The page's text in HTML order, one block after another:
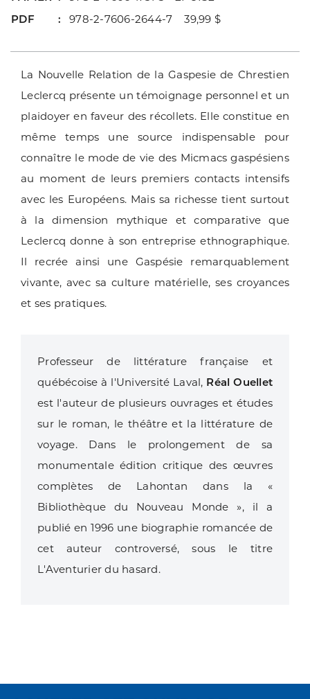
PDF
978-2-7606-2644-7 39,99 $
La Nouvelle Relation de la Gaspesie de Chrestien
Leclercq présente un témoignage personnel et un
plaidoyer en faveur des récollets. Elle constitue en
même temps une source indispensable pour
connaître le mode de vie des Micmacs gaspésiens
au moment de leurs premiers contacts intensifs
avec les Européens. Mais sa richesse tient surtout
à la dimension mythique et comparative que
Leclercq donne à son entreprise ethnographique.
Il recrée ainsi une Gaspésie remarquablement
vivante, avec sa culture matérielle, ses croyances
et ses pratiques.
Professeur de littérature française et
québécoise à l'Université Laval, Réal Ouellet
est l'auteur de plusieurs ouvrages et études
sur le roman, le théâtre et la littérature de
voyage. Dans le prolongement de sa
monumentale édition critique des œuvres
complètes de Lahontan dans la «
Bibliothèque du Nouveau Monde », il a
publié en 1996 une biographie romancée de
cet auteur controversé, sous le titre
L'Aventurier du hasard.